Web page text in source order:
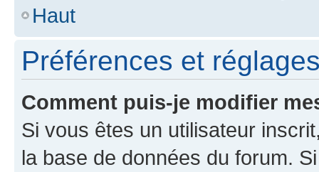
Haut
Préférences et
Comment puis-je modifier
Si vous êtes un utilisateur
la base de données du forum.